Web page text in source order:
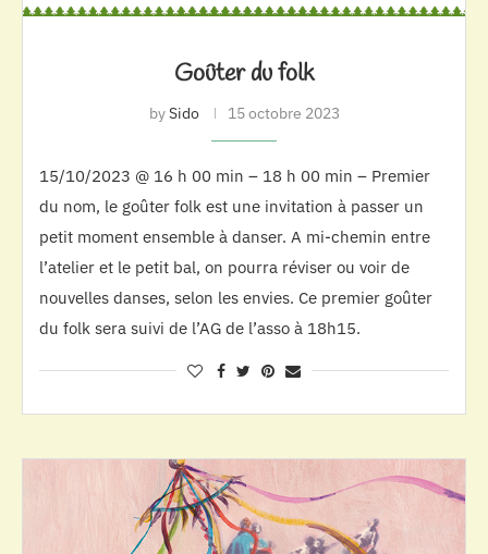
Goûter du folk
bySido 15 octobre 2023
15/10/2023 @ 16 h 00 min – 18 h 00 min – Premier
du nom, le goûter folk est une invitation à passer un
petit moment ensemble à danser. A mi-chemin entre
l’atelier et le petit bal, on pourra réviser ou voir de
nouvelles danses, selon les envies. Ce premier goûter
du folk sera suivi de l’AG de l’asso à 18h15.